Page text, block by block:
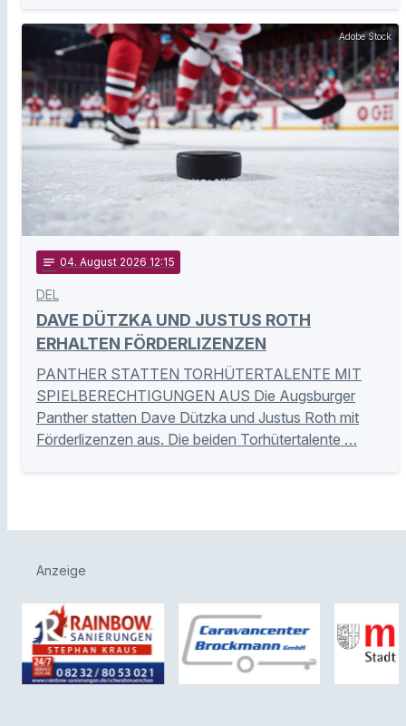
Adobe Stock
notes 04. August 2026 12:15
DEL
DAVE DÜTZKA UND JUSTUS ROTH
ERHALTEN FÖRDERLIZENZEN
PANTHER STATTEN TORHÜTERTALENTE MIT
SPIELBERECHTIGUNGEN AUS Die Augsburger
Panther statten Dave Dützka und Justus Roth mit
Förderlizenzen aus. Die beiden Torhütertalente …
Anzeige